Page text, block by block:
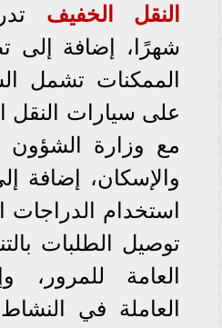
النقل الخفيف
شهرًا، إضافة إلى
الممكنات تشمل
على سيارات النقل
مع وزارة الشؤون
والإسكان، إضافة
استخدام الدراجات
توصيل الطلبات
العامة للمرور،
العاملة في